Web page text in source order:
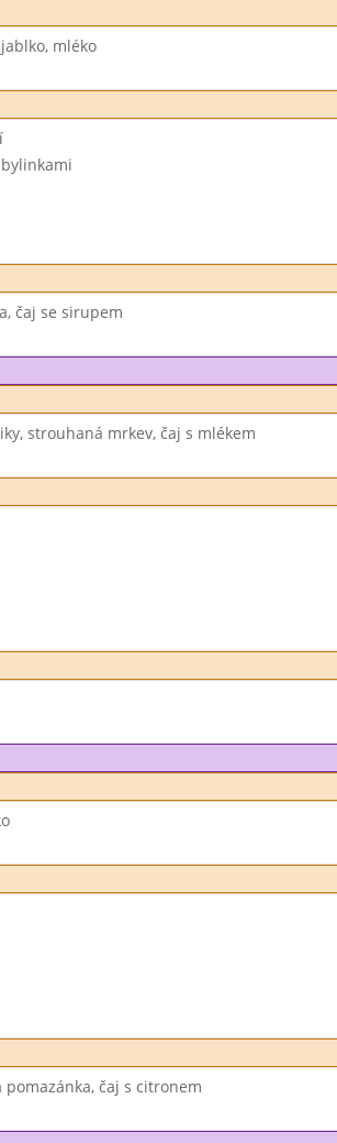
mléko
čaj se sirupem
strouhaná mrkev, čaj s mlékem
čaj s citronem